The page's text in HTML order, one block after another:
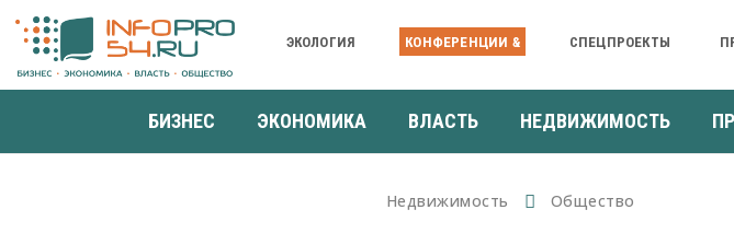
ЭКОЛОГИЯ КОНФЕРЕНЦИИ & СПЕЦПРОЕКТЫ
БИЗНЕС ЭКОНОМИКА ВЛАСТЬ НЕДВИЖИМОСТЬ
Недвижимость Общество